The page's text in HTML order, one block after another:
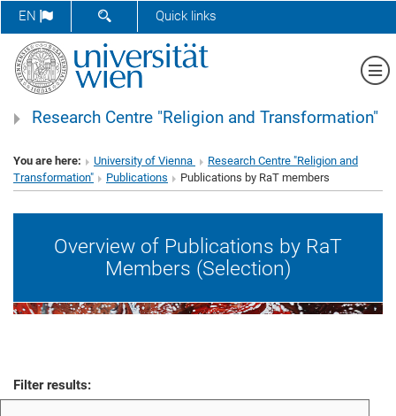
EN SHOW SEARCH FORM
Quick links
Research Centre "Religion and Transformation"
You are here: University of Vienna
Research Centre "Religion and
Transformation"
Publications Publications by RaT members
Overview of Publications by RaT
Members (Selection)
Filter results: